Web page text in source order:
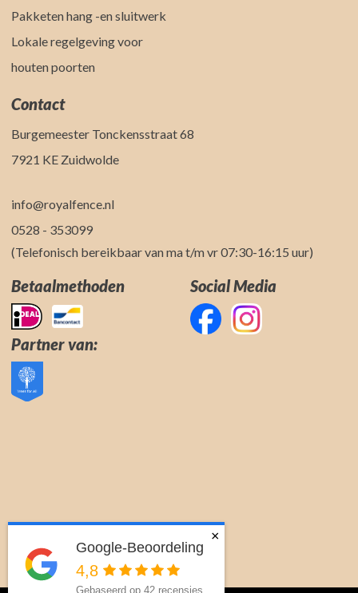
Pakketen hang -en sluitwerk
Lokale regelgeving voor
houten poorten
Contact
Burgemeester Tonckensstraat 68
7921 KE Zuidwolde
info@royalfence.nl
0528 - 353099
(Telefonisch bereikbaar van ma t/m vr 07:30-16:15 uur)
Betaalmethoden Social Media
Partner van:
Google-Beoordeling
4,8
Gebaseerd op 42 recensies
×